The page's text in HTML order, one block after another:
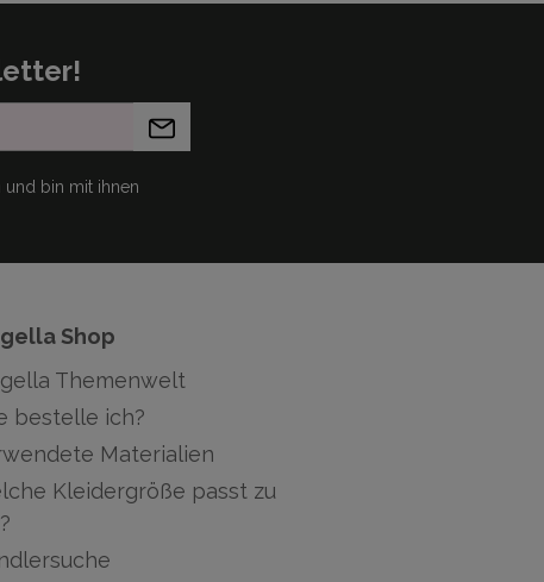
und bin mit ihnen
Shop
Themenwelt
bestelle ich?
Materialien
Kleidergröße passt zu